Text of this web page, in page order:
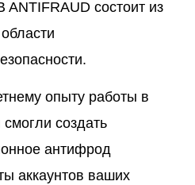
состоит из
опыту работы в
создать
антифрод
аккаунтов ваших